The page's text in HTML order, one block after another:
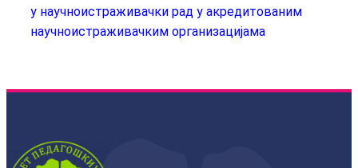
у научноистраживачки рад у акредитованим
научноистраживачким организацијама